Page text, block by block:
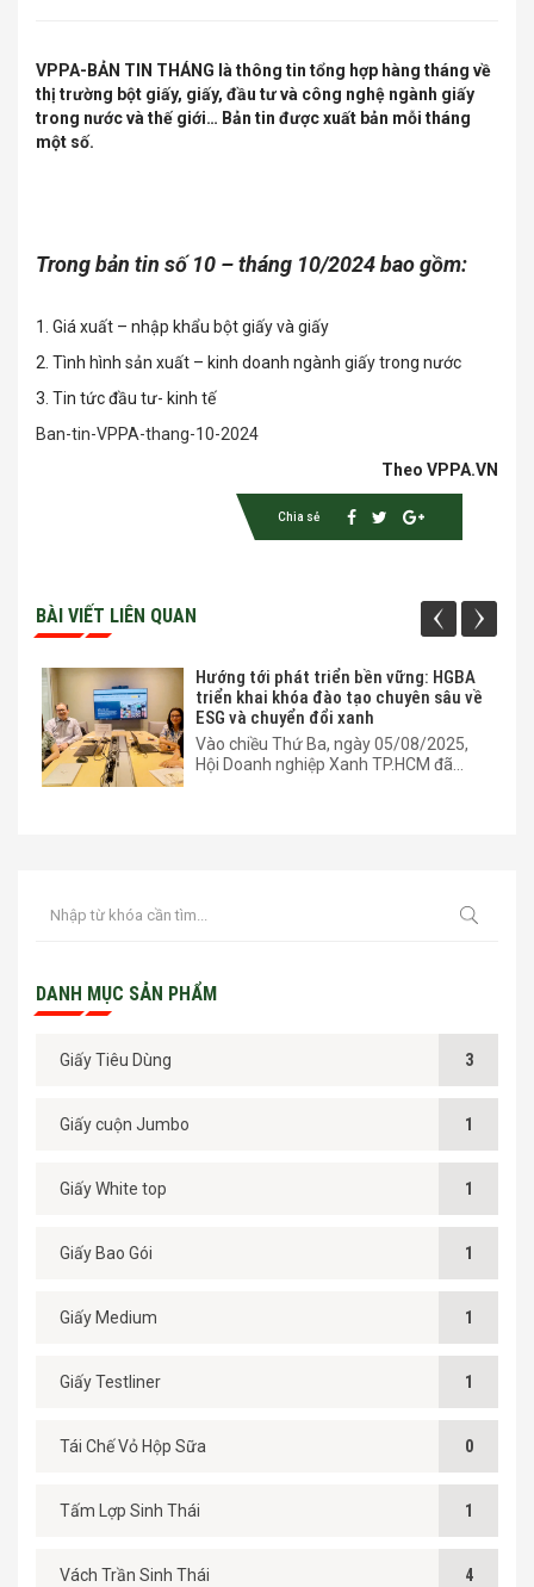
VPPA-BẢN TIN THÁNG là thông tin tổng hợp hàng tháng về
thị trường bột giấy, giấy, đầu tư và công nghệ ngành giấy
trong nước và thế giới… Bản tin được xuất bản mỗi tháng
một số.
Trong bản tin số 10 – tháng 10/2024 bao gồm:
1. Giá xuất – nhập khẩu bột giấy và giấy
2. Tình hình sản xuất – kinh doanh ngành giấy trong nước
3. Tin tức đầu tư- kinh tế
Ban-tin-VPPA-thang-10-2024
Theo VPPA.VN
Chia sẻ
BÀI VIẾT LIÊN QUAN
Hướng tới phát triển bền vững: HGBA
triển khai khóa đào tạo chuyên sâu về
ESG và chuyển đổi xanh
Vào chiều Thứ Ba, ngày 05/08/2025,
Hội Doanh nghiệp Xanh TP.HCM đã...
DANH MỤC SẢN PHẨM
Giấy Tiêu Dùng 3
Giấy cuộn Jumbo 1
Giấy White top 1
Giấy Bao Gói 1
Giấy Medium 1
Giấy Testliner 1
Tái Chế Vỏ Hộp Sữa 0
Tấm Lợp Sinh Thái 1
Vách Trần Sinh Thái 4